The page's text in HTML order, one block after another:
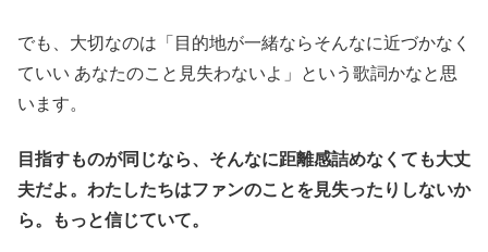
でも、大切なのは「目的地が一緒ならそんなに近づかなく
ていい あなたのこと見失わないよ」という歌詞かなと思
います。
目指すものが同じなら、そんなに距離感詰めなくても大丈
夫だよ。わたしたちはファンのことを見失ったりしないか
ら。もっと信じていて。